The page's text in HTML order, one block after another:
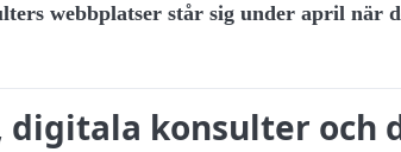
webbplatser står sig under april när
digitala konsulter och